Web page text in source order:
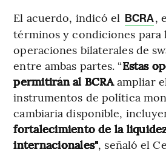
El acuerdo, indicó el BCRA,
términos y condiciones para
operaciones bilaterales de
entre ambas partes. “Estas
permitirán al BCRAampliar
instrumentos de política
cambiaria disponible,
fortalecimiento de la
internacionales", señaló el